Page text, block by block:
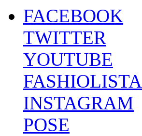
FACEBOOK
TWITTER
YOUTUBE
FASHIOLISTA
INSTAGRAM
POSE